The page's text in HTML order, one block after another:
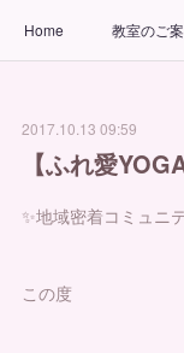
Home 教室のご
お問い合わせ 出
2017.10.13 09:59
【ふれ愛
✨地域密着コミュニ
この度